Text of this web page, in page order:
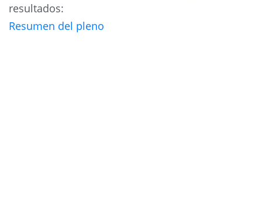
resultados:
Resumen del pleno